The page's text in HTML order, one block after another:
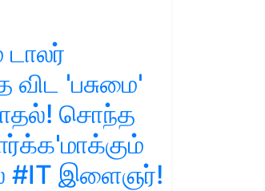
'பசுமை'
சொந்த
#IT இளைஞர்!